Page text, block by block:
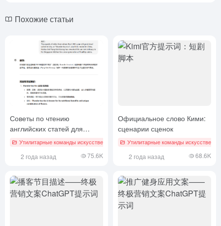
Похожие статьи
Советы по чтению
английских статей для
улучшения навыков чтения
Утилитарные команды искусственного интеллекта
2 года назад 75.6K
Официальное слово Кими:
сценарии сценок
Утилитарные команды
2 года назад 68.6K